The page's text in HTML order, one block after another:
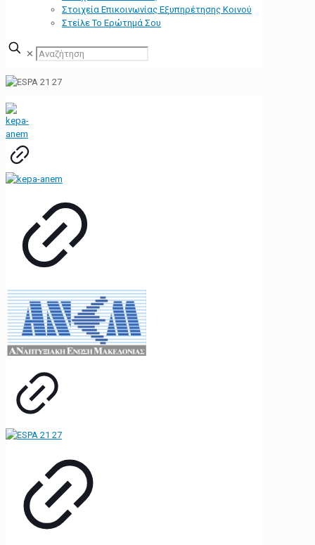
Στοιχεία Επικοινωνίας Εξυπηρέτησης Κοινού
Στείλε Το Ερώτημά Σου
✕